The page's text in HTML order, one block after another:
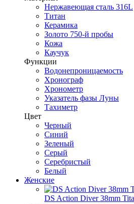
Нержавеющая сталь 316L
Титан
Керамика
Золото 750-й пробы
Кожа
Каучук
Функции
Водонепроницаемость
Хронограф
Хронометр
Указатель фазы Луны
Тахиметр
Цвет
Черный
Синий
Зеленый
Серый
Серебристый
Белый
Женские
DS Action Diver 38mm